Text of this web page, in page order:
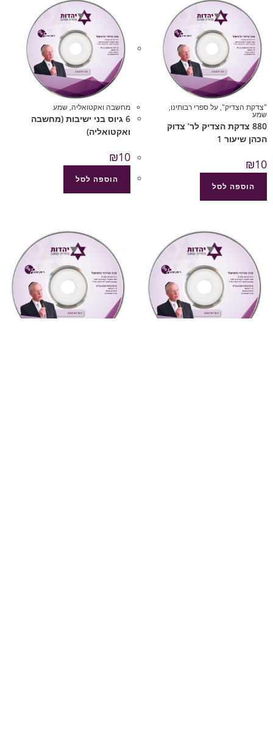
"צדקת הצדיק",על ספרי רבותינו,
שמע
880 צדקת הצדיק לר’ צדוק
הכהן שיעור 1
₪10
הוספה לסל
מחשבה ואקטואליה,שמע
6 גיוס בני ישיבות (מחשבה
ואקטואליה)
₪10
הוספה לסל